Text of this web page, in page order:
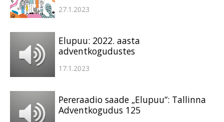
27.1.2023
Elupuu: 2022. aasta
adventkogudustes
17.1.2023
Pereraadio saade „Elupuu“: Tallinna
Adventkogudus 125